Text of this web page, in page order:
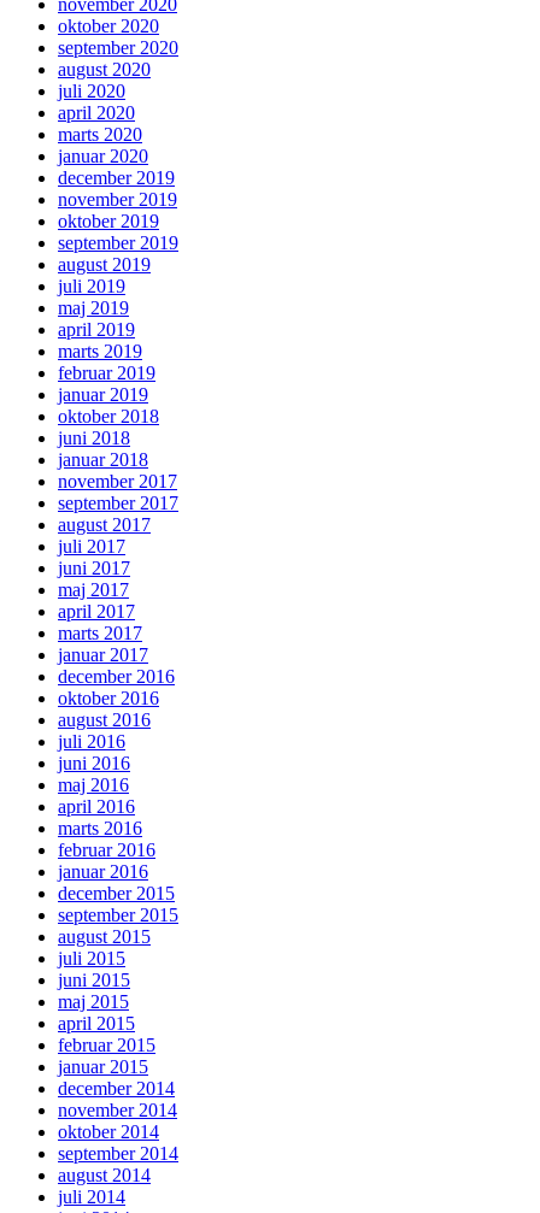
oktober 2020
september 2020
august 2020
juli 2020
april 2020
marts 2020
januar 2020
december 2019
november 2019
oktober 2019
september 2019
august 2019
juli 2019
maj 2019
april 2019
marts 2019
februar 2019
januar 2019
oktober 2018
juni 2018
januar 2018
november 2017
september 2017
august 2017
juli 2017
juni 2017
maj 2017
april 2017
marts 2017
januar 2017
december 2016
oktober 2016
august 2016
juli 2016
juni 2016
maj 2016
april 2016
marts 2016
februar 2016
januar 2016
december 2015
september 2015
august 2015
juli 2015
juni 2015
maj 2015
april 2015
februar 2015
januar 2015
december 2014
november 2014
oktober 2014
september 2014
august 2014
juli 2014